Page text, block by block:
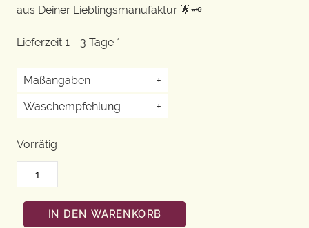
aus Deiner Lieblingsmanufaktur 🌟🗝️
Lieferzeit 1 - 3 Tage *
Maßangaben
+
Waschempfehlung
+
Vorrätig
IN DEN WARENKORB